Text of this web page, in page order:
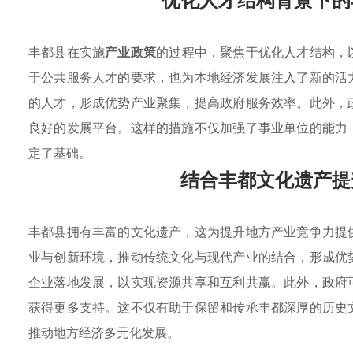
丰都县在实施产业政策的过程中，聚焦于优化人才结构
于公共服务人才的要求，也为本地经济发展注入了新的
的人才，形成优势产业聚集，提高政府服务效率。此外
良好的发展平台。这样的措施不仅加强了事业单位的能
定了基础。
结合丰都文化遗产
丰都县拥有丰富的文化遗产，这为提升地方产业竞争力
业与创新环境，推动传统文化与现代产业的结合，形成
企业落地发展，以实现资源共享和互利共赢。此外，政
获得更多支持。这不仅有助于保留和传承丰都深厚的历
推动地方经济多元化发展。